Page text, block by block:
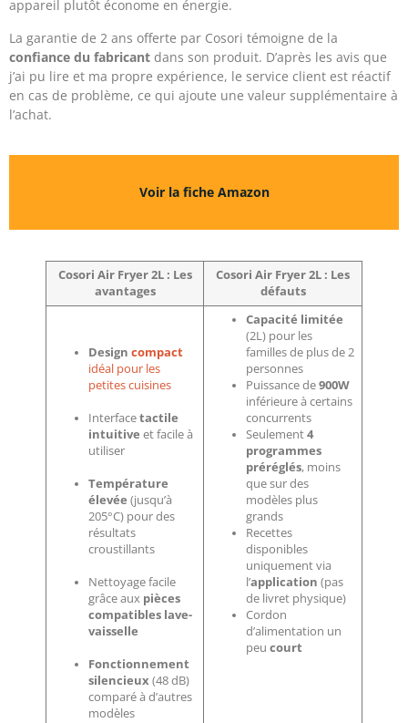
appareil plutôt économe en énergie.
La garantie de 2 ans offerte par Cosori témoigne de la
confiance du fabricant dans son produit. D’après les avis que
j’ai pu lire et ma propre expérience, le service client est réactif
en cas de problème, ce qui ajoute une valeur supplémentaire à
l’achat.
Voir la fiche Amazon
Cosori Air Fryer 2L : Les
avantages
Cosori Air Fryer 2L : Les
défauts
Designcompact
idéal pour les
petites cuisines
Interfacetactile
intuitive et facile à
utiliser
Température
élevée (jusqu’à
205°C) pour des
résultats
croustillants
Nettoyage facile
grâce aux pièces
compatibles lave-
vaisselle
Fonctionnement
silencieux (48 dB)
comparé à d’autres
modèles
Capacité limitée
(2L) pour les
familles de plus de 2
personnes
Puissance de900W
inférieure à certains
concurrents
Seulement4
programmes
préréglés, moins
que sur des
modèles plus
grands
Recettes
disponibles
uniquement via
l’application (pas
de livret physique)
Cordon
d’alimentation un
peucourt